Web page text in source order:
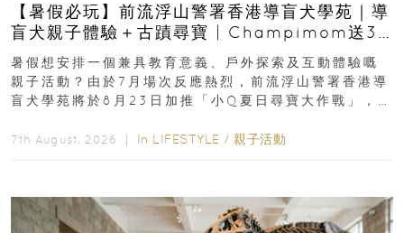
【暑假必玩】前流浮山警署香港導盲犬學苑｜導
盲犬親子體驗＋古蹟尋寶 | Champimom送3
組免費名額
暑假想安排一個兼具教育意義、戶外探索及互動體驗嘅
親子活動？由於7月場次反應熱烈，前流浮山警署香港導
盲犬學苑將於8月23日加推「小Q夏日尋寶大作戰」，家
7th August, 2026 ｜ In LIFESTYLE / 親子活動